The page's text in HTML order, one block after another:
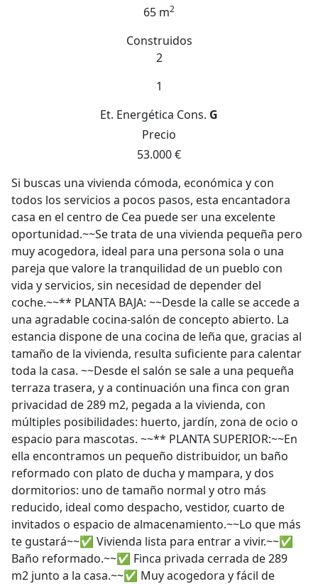
65 m2
Construidos
2
1
Et. Energética Cons. G
Precio
53.000 €
Si buscas una vivienda cómoda, económica y con
todos los servicios a pocos pasos, esta encantadora
casa en el centro de Cea puede ser una excelente
oportunidad.~~Se trata de una vivienda pequeña pero
muy acogedora, ideal para una persona sola o una
pareja que valore la tranquilidad de un pueblo con
vida y servicios, sin necesidad de depender del
coche.~~** PLANTA BAJA: ~~Desde la calle se accede a
una agradable cocina-salón de concepto abierto. La
estancia dispone de una cocina de leña que, gracias al
tamaño de la vivienda, resulta suficiente para calentar
toda la casa. ~~Desde el salón se sale a una pequeña
terraza trasera, y a continuación una finca con gran
privacidad de 289 m2, pegada a la vivienda, con
múltiples posibilidades: huerto, jardín, zona de ocio o
espacio para mascotas. ~~** PLANTA SUPERIOR:~~En
ella encontramos un pequeño distribuidor, un baño
reformado con plato de ducha y mampara, y dos
dormitorios: uno de tamaño normal y otro más
reducido, ideal como despacho, vestidor, cuarto de
invitados o espacio de almacenamiento.~~Lo que más
te gustará~~✅ Vivienda lista para entrar a vivir.~~✅
Baño reformado.~~✅ Finca privada cerrada de 289
m2 junto a la casa.~~✅ Muy acogedora y fácil de